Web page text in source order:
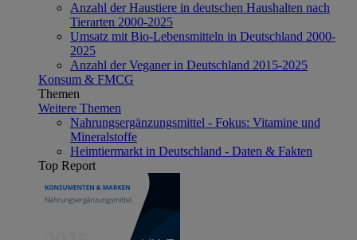
Anzahl der Haustiere in deutschen Haushalten nach
Tierarten 2000-2025
Umsatz mit Bio-Lebensmitteln in Deutschland 2000-
2025
Anzahl der Veganer in Deutschland 2015-2025
Konsum & FMCG
Themen
Weitere Themen
Nahrungsergänzungsmittel - Fokus: Vitamine und
Mineralstoffe
Heimtiermarkt in Deutschland - Daten & Fakten
Top Report